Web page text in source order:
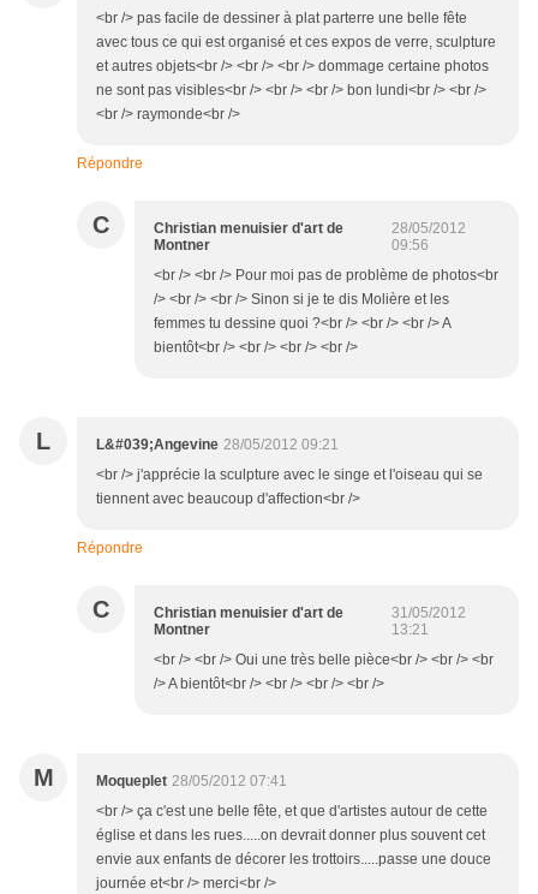
<br /> pas facile de dessiner à plat parterre une belle fête
avec tous ce qui est organisé et ces expos de verre, sculpture
et autres objets<br /> <br /> <br /> dommage certaine photos
ne sont pas visibles<br /> <br /> <br /> bon lundi<br /> <br />
<br /> raymonde<br />
Répondre
C
Christian menuisier d'art de
Montner
28/05/2012
09:56
<br /> <br /> Pour moi pas de problème de photos<br
/> <br /> <br /> Sinon si je te dis Molière et les
femmes tu dessine quoi ?<br /> <br /> <br /> A
bientôt<br /> <br /> <br /> <br />
L L&#039;Angevine 28/05/2012 09:21
<br /> j'apprécie la sculpture avec le singe et l'oiseau qui se
tiennent avec beaucoup d'affection<br />
Répondre
C
Christian menuisier d'art de
Montner
31/05/2012
13:21
<br /> <br /> Oui une très belle pièce<br /> <br /> <br
/> A bientôt<br /> <br /> <br /> <br />
M Moqueplet 28/05/2012 07:41
<br /> ça c'est une belle fête, et que d'artistes autour de cette
église et dans les rues.....on devrait donner plus souvent cet
envie aux enfants de décorer les trottoirs.....passe une douce
journée et<br /> merci<br />